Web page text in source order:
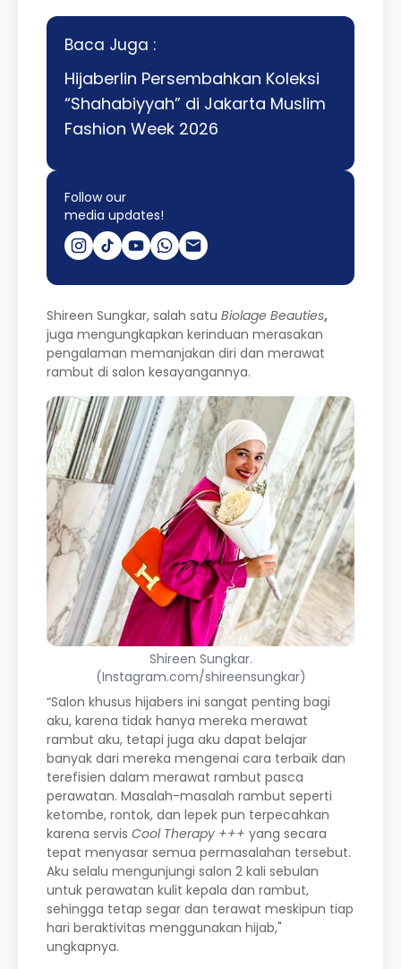
Baca Juga :
Hijaberlin Persembahkan Koleksi
“Shahabiyyah” di Jakarta Muslim
Fashion Week 2026
Follow our
media updates!
Shireen Sungkar, salah satu Biolage Beauties,
juga mengungkapkan kerinduan merasakan
pengalaman memanjakan diri dan merawat
rambut di salon kesayangannya.
Shireen Sungkar.
(Instagram.com/shireensungkar)
“Salon khusus hijabers ini sangat penting bagi
aku, karena tidak hanya mereka merawat
rambut aku, tetapi juga aku dapat belajar
banyak dari mereka mengenai cara terbaik dan
terefisien dalam merawat rambut pasca
perawatan. Masalah-masalah rambut seperti
ketombe, rontok, dan lepek pun terpecahkan
karena servis Cool Therapy +++ yang secara
tepat menyasar semua permasalahan tersebut.
Aku selalu mengunjungi salon 2 kali sebulan
untuk perawatan kulit kepala dan rambut,
sehingga tetap segar dan terawat meskipun tiap
hari beraktivitas menggunakan hijab,"
ungkapnya.